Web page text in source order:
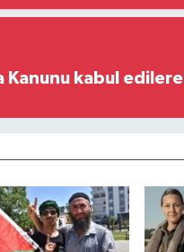
Kanunu kabul